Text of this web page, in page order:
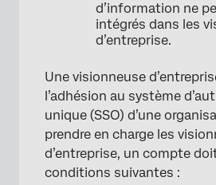
d’information ne
intégrés dans les
d’entreprise.
Une visionneuse
l’adhésion au système
unique (SSO) d’une
prendre en charge les
d’entreprise, un compte
conditions suivantes :